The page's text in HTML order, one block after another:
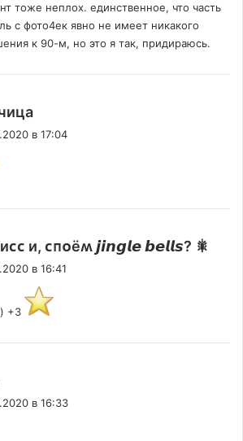
тоже неплох. единственное, что часть
с фото4ек явно не имеет никакого
к 90-м, но это я так, придираюсь.
в 17:04
и, ᴄᴨᴏёʍ 𝙟𝙞𝙣𝙜𝙡𝙚 𝙗𝙚𝙡𝙡𝙨? 🎇
в 16:41
+3
в 16:33